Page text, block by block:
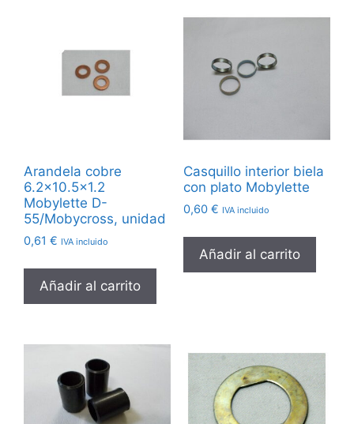
Arandela cobre
6.2×10.5×1.2
Mobylette D-
55/Mobycross, unidad
0,61 € IVA incluido
Añadir al carrito
Casquillo interior biela
con plato Mobylette
0,60 € IVA incluido
Añadir al carrito